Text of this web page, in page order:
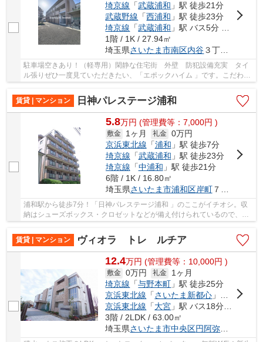
埼京線 「武蔵浦和 」駅 徒歩21分
武蔵野線 「西浦和 」駅 徒歩23分
埼京線 「武蔵浦和 」駅 バス5分 「内谷」 停歩2分
1階 / 1K / 27.94㎡
埼玉県さいたま市南区内谷３丁目１８-６
駐車場空きあり！（軽専用）閑静な住宅街 外壁 防犯設備充実 タイ
ル張りぜひ一度見ていただきたい、「エポックハイム 」です。こだわり
賃貸 | マンション
日神パレステージ浦和
5.8万円 (管理費等：7,000円 )
敷金 1ヶ月 礼金 0万円
京浜東北線 「浦和 」駅 徒歩7分
埼京線 「武蔵浦和 」駅 徒歩23分
埼京線 「中浦和 」駅 徒歩21分
6階 / 1K / 16.80㎡
埼玉県さいたま市浦和区岸町７丁目６-１
浦和駅から徒歩7分！「日神パレステージ浦和 」のここがイチオシ。収
納はシューズボックス・クロゼットなどが備え付けられているので、衣
賃貸 | マンション
ヴィオラ トレ ルチア
12.4万円 (管理費等：10,000円 )
敷金 0万円 礼金
1ヶ月
埼京線 「与野本町 」駅 徒歩25分
京浜東北線 「さいたま新都心 」駅 徒歩33分
京浜東北線 「大宮 」駅 バス18分 「円阿弥」 停歩4分
3階 / 2LDK / 63.00㎡
埼玉県さいたま市中央区円阿弥